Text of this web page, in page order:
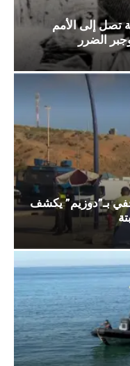
تصل إلى الأمم
الضرر
بـ”دوزيم” يكشف